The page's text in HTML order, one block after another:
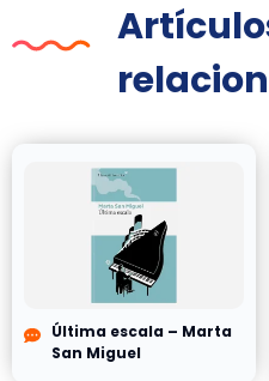
Última escala – Marta
San Miguel